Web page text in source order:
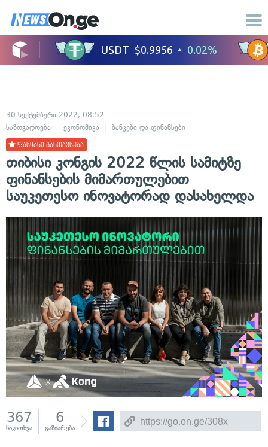
30 სექტემბერი 2022, 08:52
საზოგადოება
ეკონომიკა ბანკები და ფინანსები
ფასიანი განთავსება
თიბისი კონგის 2022 წლის სამიტზე
ფინანსების მიმართულებით
საუკეთესო ინოვატორად დასახელდა
367
წაკითხვა
6
გაზიარება